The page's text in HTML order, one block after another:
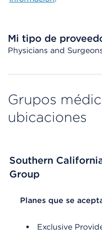
Mi tipo de
Physicians and
Grupos
ubicaciones
Southern
Group
List Header Planes que
Planes que se
Exclusive